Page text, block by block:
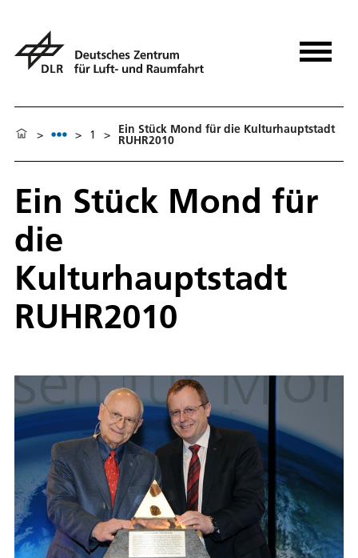
> > 1 > Ein Stück Mond für die Kulturhauptstadt
RUHR2010
Ein Stück Mond für
die
Kulturhauptstadt
RUHR2010